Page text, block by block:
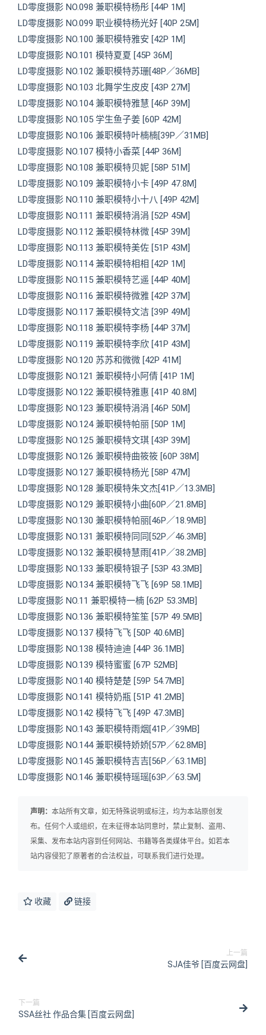
LD零度摄影 NO.098 兼职模特杨彤 [44P 1M]
LD零度摄影 NO.099 职业模特杨光好 [40P 25M]
LD零度摄影 NO.100 兼职模特雅安 [42P 1M]
LD零度摄影 NO.101 模特夏夏 [45P 36M]
LD零度摄影 NO.102 兼职模特苏珊[48P／36MB]
LD零度摄影 NO.103 北舞学生皮皮 [43P 27M]
LD零度摄影 NO.104 兼职模特雅慧 [46P 39M]
LD零度摄影 NO.105 学生鱼子姜 [60P 42M]
LD零度摄影 NO.106 兼职模特叶楠楠[39P／31MB]
LD零度摄影 NO.107 模特小香菜 [44P 36M]
LD零度摄影 NO.108 兼职模特贝妮 [58P 51M]
LD零度摄影 NO.109 兼职模特小卡 [49P 47.8M]
LD零度摄影 NO.110 兼职模特小十八 [49P 42M]
LD零度摄影 NO.111 兼职模特涓涓 [52P 45M]
LD零度摄影 NO.112 兼职模特林微 [45P 39M]
LD零度摄影 NO.113 兼职模特美佐 [51P 43M]
LD零度摄影 NO.114 兼职模特相相 [42P 1M]
LD零度摄影 NO.115 兼职模特艺遥 [44P 40M]
LD零度摄影 NO.116 兼职模特微雅 [42P 37M]
LD零度摄影 NO.117 兼职模特文洁 [39P 49M]
LD零度摄影 NO.118 兼职模特李杨 [44P 37M]
LD零度摄影 NO.119 兼职模特李欣 [41P 43M]
LD零度摄影 NO.120 苏苏和微微 [42P 41M]
LD零度摄影 NO.121 兼职模特小阿倩 [41P 1M]
LD零度摄影 NO.122 兼职模特雅惠 [41P 40.8M]
LD零度摄影 NO.123 兼职模特涓涓 [46P 50M]
LD零度摄影 NO.124 兼职模特帕丽 [50P 1M]
LD零度摄影 NO.125 兼职模特文琪 [43P 39M]
LD零度摄影 NO.126 兼职模特曲筱筱 [60P 38M]
LD零度摄影 NO.127 兼职模特杨光 [58P 47M]
LD零度摄影 NO.128 兼职模特朱文杰[41P／13.3MB]
LD零度摄影 NO.129 兼职模特小曲[60P／21.8MB]
LD零度摄影 NO.130 兼职模特帕丽[46P／18.9MB]
LD零度摄影 NO.131 兼职模特同同[52P／46.3MB]
LD零度摄影 NO.132 兼职模特慧雨[41P／38.2MB]
LD零度摄影 NO.133 兼职模特银子 [53P 43.3MB]
LD零度摄影 NO.134 兼职模特飞飞 [69P 58.1MB]
LD零度摄影 NO.11 兼职模特一楠 [62P 53.3MB]
LD零度摄影 NO.136 兼职模特笙笙 [57P 49.5MB]
LD零度摄影 NO.137 模特飞飞 [50P 40.6MB]
LD零度摄影 NO.138 模特迪迪 [44P 36.1MB]
LD零度摄影 NO.139 模特蜜蜜 [67P 52MB]
LD零度摄影 NO.140 模特楚楚 [59P 54.7MB]
LD零度摄影 NO.141 模特奶瓶 [51P 41.2MB]
LD零度摄影 NO.142 模特飞飞 [49P 47.3MB]
LD零度摄影 NO.143 兼职模特雨烟[41P／39MB]
LD零度摄影 NO.144 兼职模特娇娇[57P／62.8MB]
LD零度摄影 NO.145 兼职模特吉吉[56P／63.1MB]
LD零度摄影 NO.146 兼职模特瑶瑶[63P／63.5M]
声明： 本站所有文章，如无特殊说明或标注，均为本站原创发
布。任何个人或组织，在未征得本站同意时，禁止复制、盗用、
采集、发布本站内容到任何网站、书籍等各类媒体平台。如若本
站内容侵犯了原著者的合法权益，可联系我们进行处理。
收藏 链接
上一篇
SJA佳爷 [百度云网盘]
下一篇
SSA丝社 作品合集 [百度云网盘]